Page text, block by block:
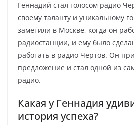
Геннадий стал голосом радио
своему таланту и уникальному
заметили в Москве, когда он
радиостанции, и ему было
работать в радио Чертов. Он
предложение и стал одной из
радио.
Какая у Геннадия
история успеха?